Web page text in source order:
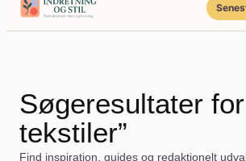
Søgeresultater
tekstiler”
Find inspiration, guides og redaktionelt